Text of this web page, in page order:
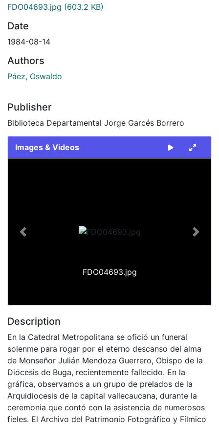
FDO04693.jpg (603.2 KB)
Date
1984-08-14
Authors
Páez, Oswaldo
Publisher
Biblioteca Departamental Jorge Garcés Borrero
Images & Videos
FDO04693.jpg
Previous Next
Description
En la Catedral Metropolitana se ofició un funeral
solenme para rogar por el eterno descanso del alma
de Monseñor Julián Mendoza Guerrero, Obispo de la
Diócesis de Buga, recientemente fallecido. En la
gráfica, observamos a un grupo de prelados de la
Arquidiocesis de la capital vallecaucana, durante la
ceremonia que contó con la asistencia de numerosos
fieles. El Archivo del Patrimonio Fotográfico y Fílmico